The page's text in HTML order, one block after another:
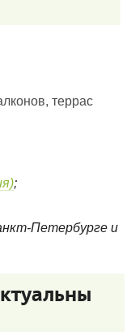
террас
;
Петербурге и